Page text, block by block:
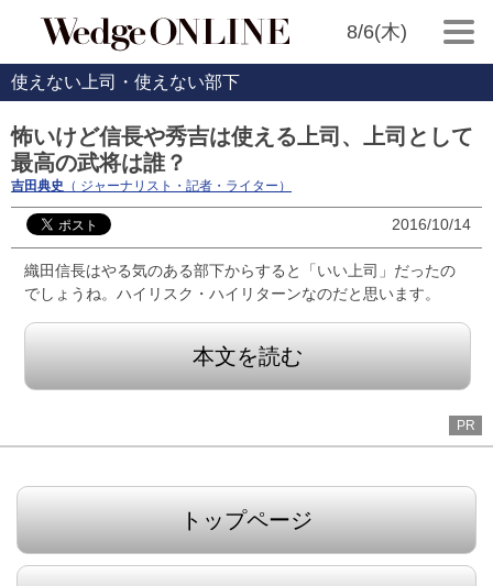
8/6(木)
使えない上司・使えない部下
怖いけど信長や秀吉は使える上司、上司として
最高の武将は誰？
吉田典史 （ ジャーナリスト・記者・ライター）
2016/10/14
織田信長はやる気のある部下からすると「いい上司」だったの
でしょうね。ハイリスク・ハイリターンなのだと思います。
本文を読む
PR
トップページ